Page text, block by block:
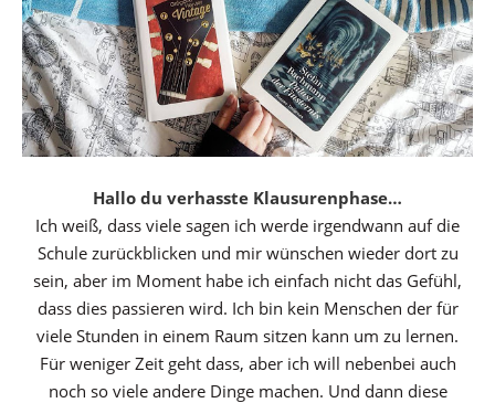
Hallo du verhasste Klausurenphase…
Ich weiß, dass viele sagen ich werde irgendwann auf die
Schule zurückblicken und mir wünschen wieder dort zu
sein, aber im Moment habe ich einfach nicht das Gefühl,
dass dies passieren wird. Ich bin kein Menschen der für
viele Stunden in einem Raum sitzen kann um zu lernen.
Für weniger Zeit geht dass, aber ich will nebenbei auch
noch so viele andere Dinge machen. Und dann diese